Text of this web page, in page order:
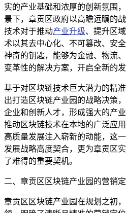
实的产业基础和浓厚的创新氛围
景下，章贡区政府以高瞻远瞩的
技术对于推动产业升级、提升区
术以其去中心化、不可篡改、安
神奇的钥匙，能够为金融、物流
变革性的解决方案，开启全新的发
基于对区块链技术巨大潜力的精
出打造区块链产业园的战略决策
企业和创新人才，形成强大的产
推动区块链技术在本地的广泛应
高质量发展注入崭新的动能，这
发展战略高度契合，更为章贡区
了难得的重要契机。
二、章贡区区块链产业园的营销
章贡区区块链产业园在规划之初